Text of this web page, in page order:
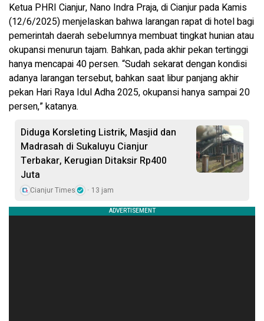
Ketua PHRI Cianjur, Nano Indra Praja, di Cianjur pada Kamis
(12/6/2025) menjelaskan bahwa larangan rapat di hotel bagi
pemerintah daerah sebelumnya membuat tingkat hunian atau
okupansi menurun tajam. Bahkan, pada akhir pekan tertinggi
hanya mencapai 40 persen. “Sudah sekarat dengan kondisi
adanya larangan tersebut, bahkan saat libur panjang akhir
pekan Hari Raya Idul Adha 2025, okupansi hanya sampai 20
persen,” katanya.
Diduga Korsleting Listrik, Masjid dan
Madrasah di Sukaluyu Cianjur
Terbakar, Kerugian Ditaksir Rp400
Juta
Cianjur Times 13 jam